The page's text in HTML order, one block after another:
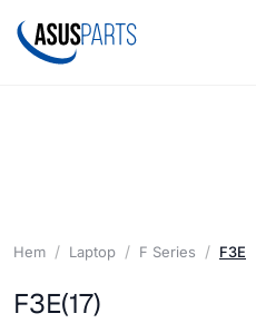
Hem Laptop F Series F3E
F3E(17)